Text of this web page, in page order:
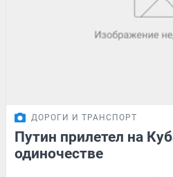
ДОРОГИ И ТРАНСПОРТ
Путин прилетел на
одиночестве